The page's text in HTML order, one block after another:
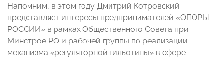
Напомним, в этом году Дмитрий Котровский
представляет интересы предпринимателей «ОПОРЫ
РОССИИ» в рамках Общественного Совета при
Минстрое РФ и рабочей группы по реализации
механизма «регуляторной гильотины» в сфере